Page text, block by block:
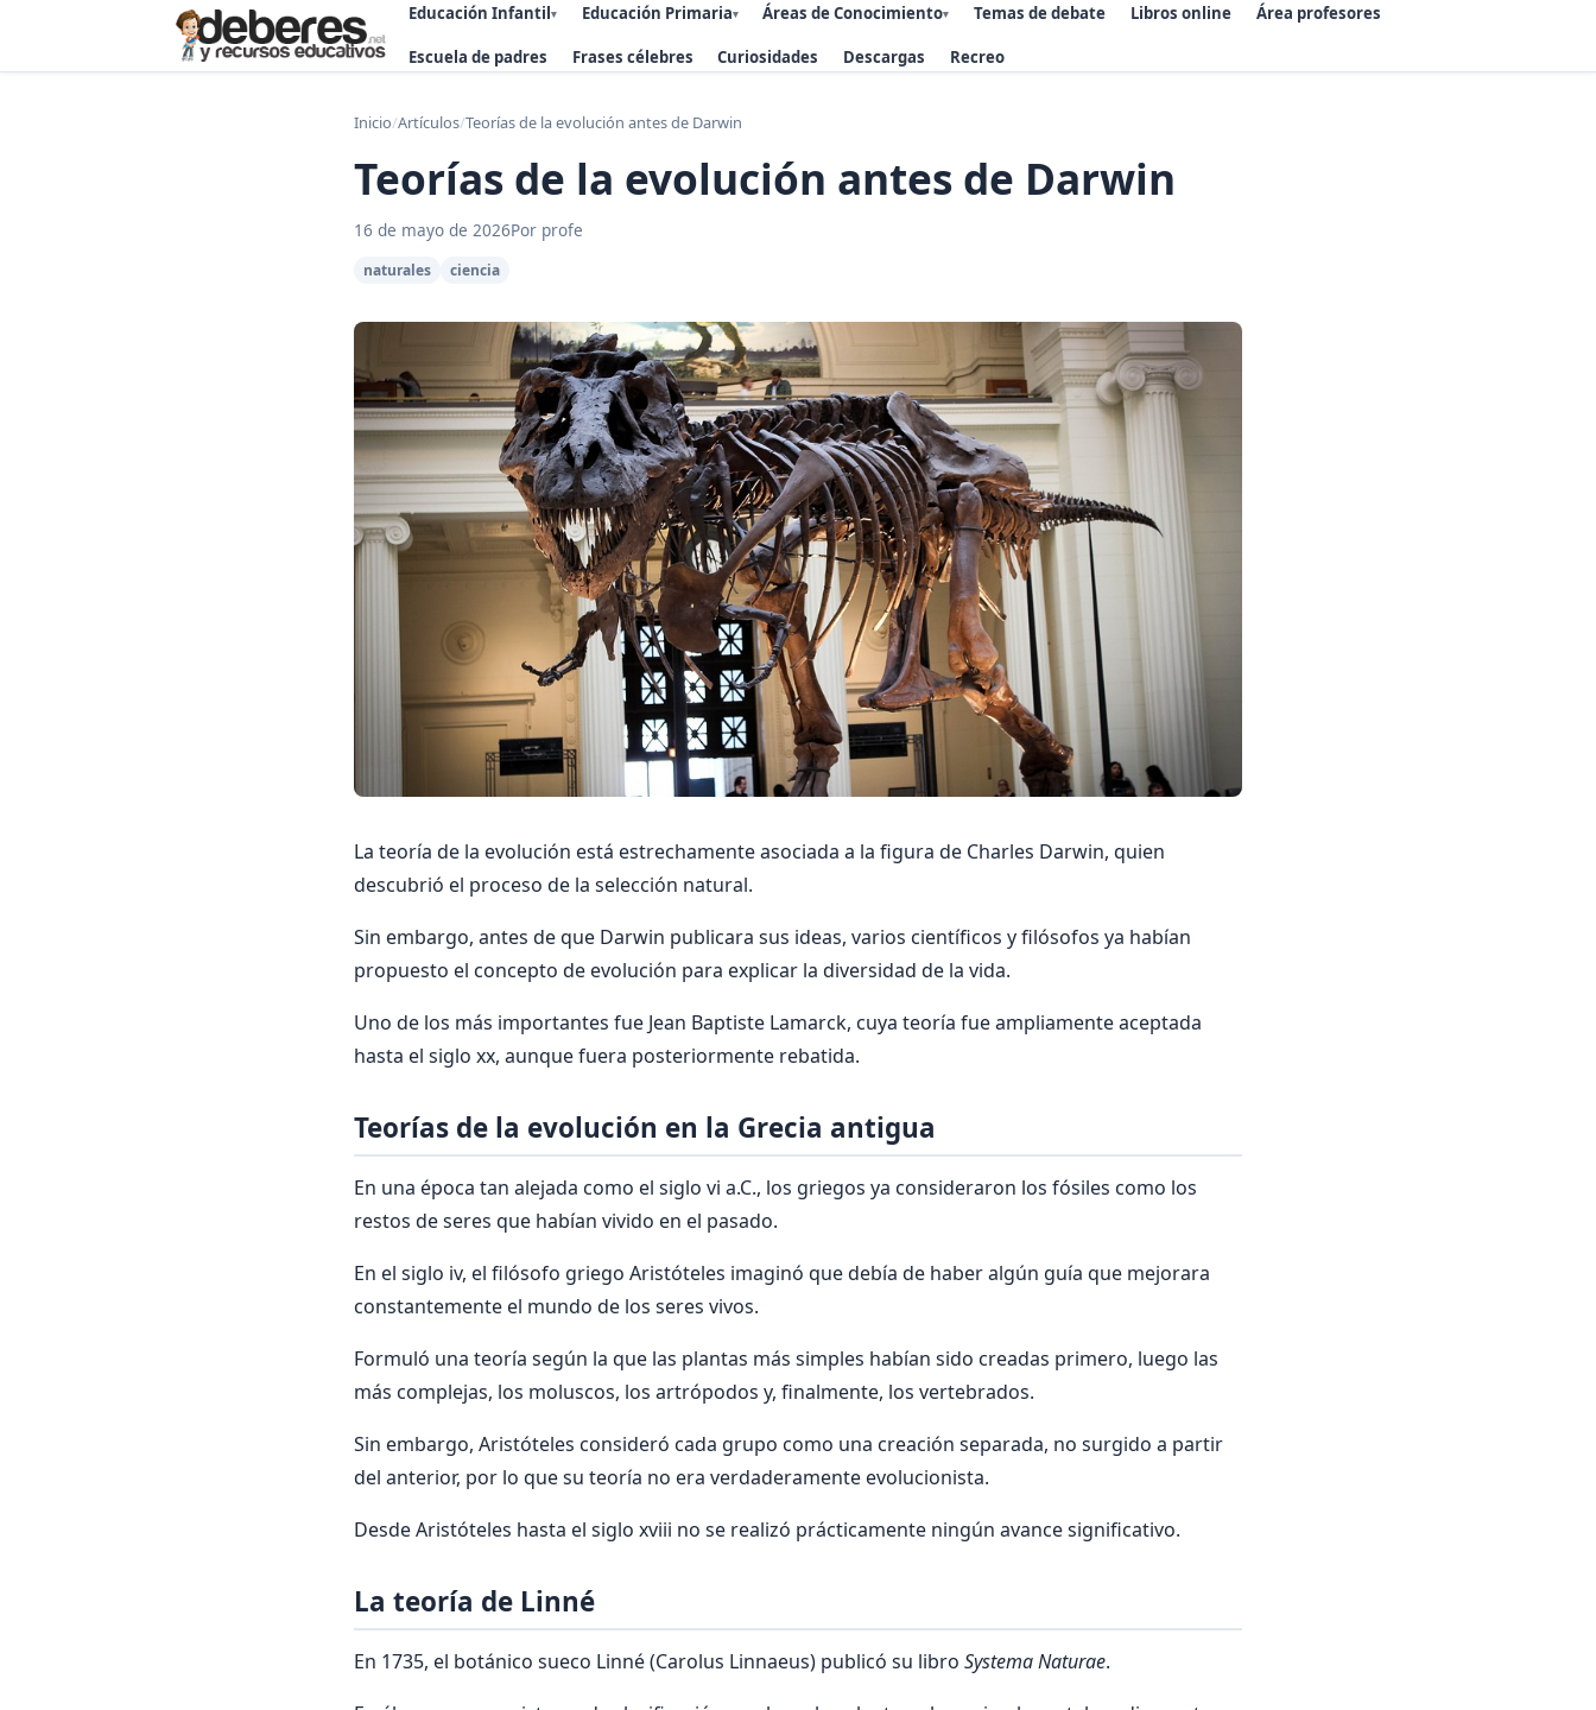
Educación Infantil▾ Educación Primaria▾ Áreas de Conocimiento▾ Temas de debate Libros online Área profesores
Escuela de padres Frases célebres Curiosidades Descargas Recreo
Inicio/Artículos/Teorías de la evolución antes de Darwin
Teorías de la evolución antes de Darwin
16 de mayo de 2026Por profe
naturales ciencia
La teoría de la evolución está estrechamente asociada a la figura de Charles Darwin, quien
descubrió el proceso de la selección natural.
Sin embargo, antes de que Darwin publicara sus ideas, varios científicos y filósofos ya habían
propuesto el concepto de evolución para explicar la diversidad de la vida.
Uno de los más importantes fue Jean Baptiste Lamarck, cuya teoría fue ampliamente aceptada
hasta el siglo xx, aunque fuera posteriormente rebatida.
Teorías de la evolución en la Grecia antigua
En una época tan alejada como el siglo vi a.C., los griegos ya consideraron los fósiles como los
restos de seres que habían vivido en el pasado.
En el siglo iv, el filósofo griego Aristóteles imaginó que debía de haber algún guía que mejorara
constantemente el mundo de los seres vivos.
Formuló una teoría según la que las plantas más simples habían sido creadas primero, luego las
más complejas, los moluscos, los artrópodos y, finalmente, los vertebrados.
Sin embargo, Aristóteles consideró cada grupo como una creación separada, no surgido a partir
del anterior, por lo que su teoría no era verdaderamente evolucionista.
Desde Aristóteles hasta el siglo xviii no se realizó prácticamente ningún avance significativo.
La teoría de Linné
En 1735, el botánico sueco Linné (Carolus Linnaeus) publicó su libro Systema Naturae.